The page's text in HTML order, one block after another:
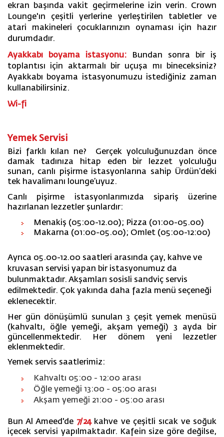
ekran başında vakit geçirmelerine izin verin. Crown
Lounge'ın çeşitli yerlerine yerleştirilen tabletler ve
atari makineleri çocuklarınızın oynaması için hazır
durumdadır.
Ayakkabı boyama istasyonu:
Bundan sonra bir iş
toplantısı için aktarmalı bir uçuşa mı bineceksiniz?
Ayakkabı boyama istasyonumuzu istediğiniz zaman
kullanabilirsiniz.
Wi-fi
Yemek Servisi
Bizi farklı kılan ne? Gerçek yolculuğunuzdan önce
damak tadınıza hitap eden bir lezzet yolculuğu
sunan, canlı pişirme istasyonlarına sahip Ürdün’deki
tek havalimanı lounge’uyuz.
Canlı pişirme istasyonlarımızda sipariş üzerine
hazırlanan lezzetler şunlardır:
Menakiş (05:00-12.00); Pizza (01:00-05.00)
Makarna (01:00-05.00); Omlet (05:00-12:00)
Ayrıca 05.00-12.00 saatleri arasında çay, kahve ve
kruvasan servisi yapan bir istasyonumuz da
bulunmaktadır. Akşamları sosisli sandviç servis
edilmektedir. Çok yakında daha fazla menü seçeneği
eklenecektir.
Her gün dönüşümlü sunulan 3 çeşit yemek menüsü
(kahvaltı, öğle yemeği, akşam yemeği) 3 ayda bir
güncellenmektedir. Her dönem yeni lezzetler
eklenmektedir.
Yemek servis saatlerimiz:
Kahvaltı 05:00 - 12:00 arası
Öğle yemeği 13:00 - 05:00 arası
Akşam yemeği 21:00 - 05:00 arası
Bun Al Ameed'de 7/24kahve ve çeşitli sıcak ve soğuk
içecek servisi yapılmaktadır. Kafein size göre değilse,